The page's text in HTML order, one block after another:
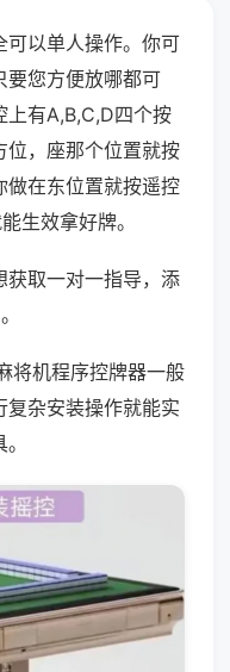
可以单人操作。你可
要您方便放哪都可
上有A,B,C,D四个按
位，座那个位置就按
做在东位置就按遥控
生效拿好牌。
获取一对一指导，添
将机程序控牌器一般
复杂安装操作就能实